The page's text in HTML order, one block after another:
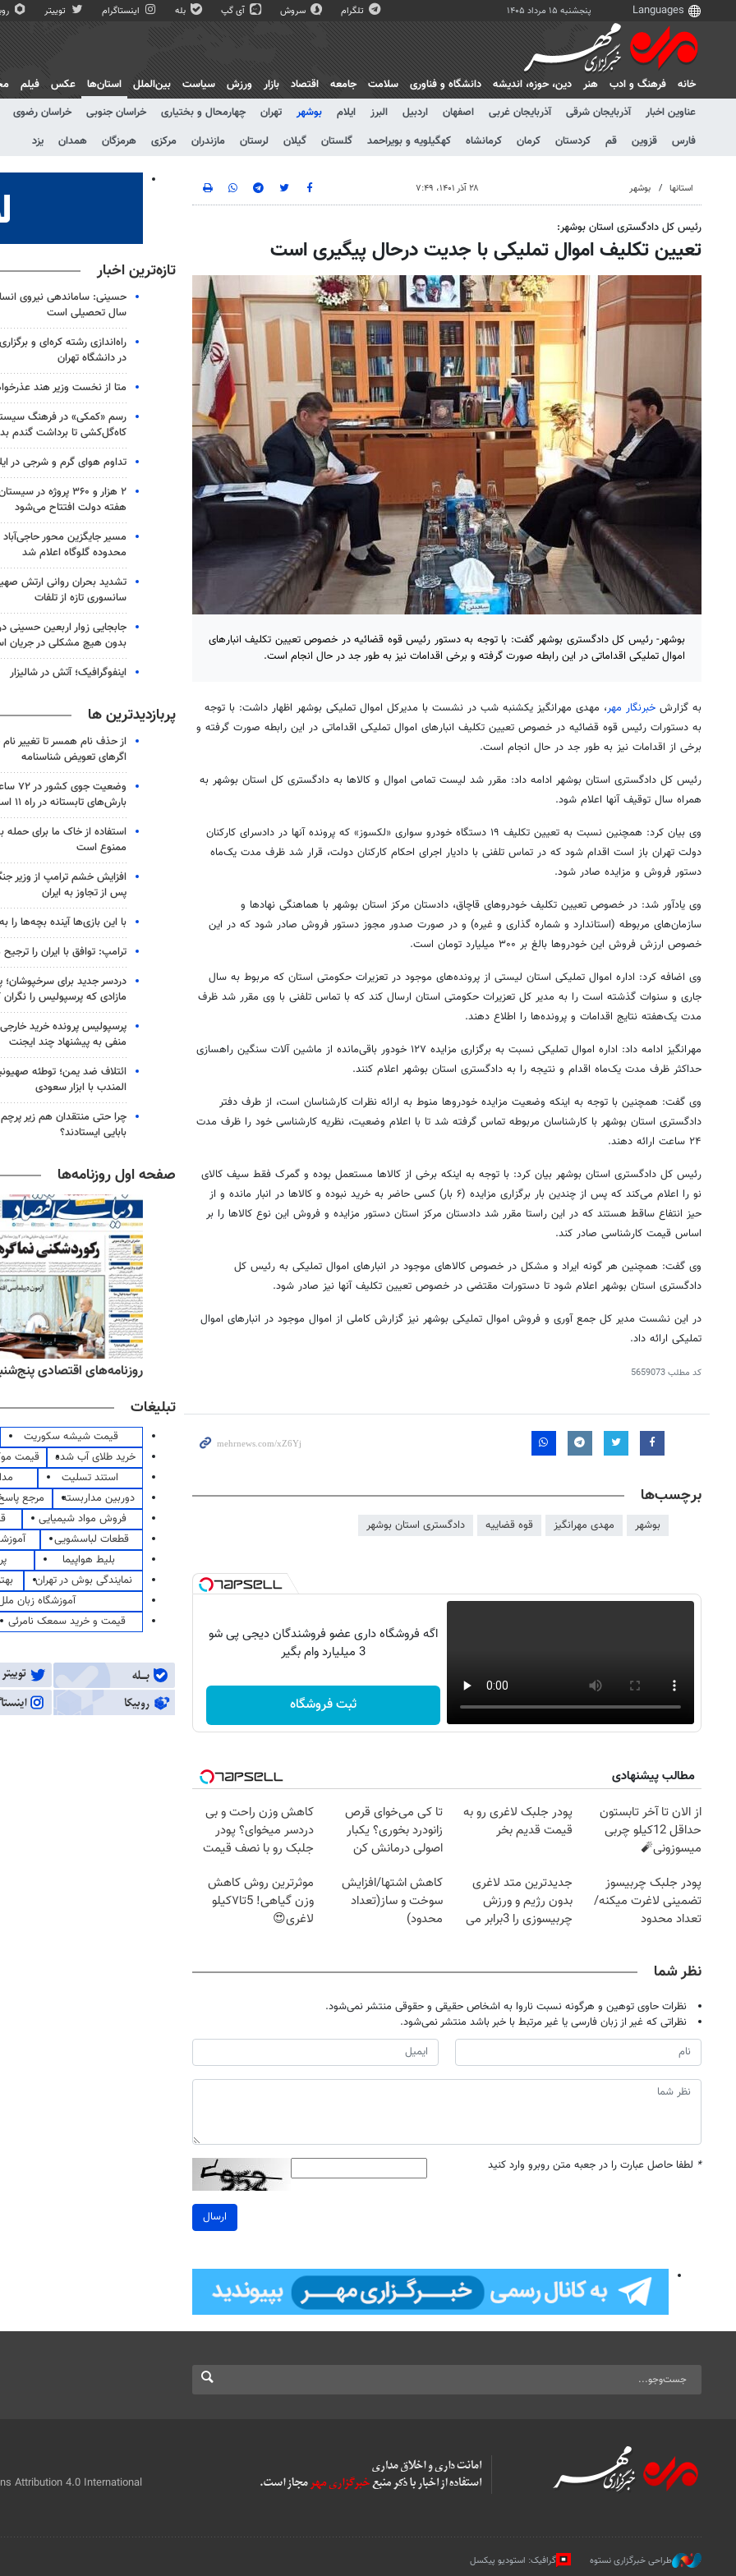
پنجشنبه ۱۵ مرداد ۱۴۰۵ تلگرام سروش آی گپ بله اینستاگرام توییتر
خانه فرهنگ و ادب هنر دين، حوزه، انديشه دانشگاه و فناوری سلامت جامعه اقتصاد بازار ورزش سیاست بین‌الملل
استان‌ها
عناوین اخبار
آذربایجان شرقی آذربایجان غربی اصفهان اردبیل البرز ایلام بوشهر تهران چهارمحال و بختیاری خراسان جنوبی خراسان رضوی
فارس
قزوین قم کردستان کرمان کرمانشاه کهگیلویه و بویراحمد گلستان گیلان لرستان مازندران مرکزی هرمزگان همدان یزد
عکس فیلم
استانها بوشهر ۲۸ آذر ۱۴۰۱، ۷:۴۹
رئیس کل دادگستری استان بوشهر:
تعیین تکلیف اموال تملیکی با جدیت درحال پیگیری است
بوشهر- رئیس کل دادگستری بوشهر گفت: با توجه به دستور رئیس قوه قضائیه در خصوص تعیین تکلیف انبارهای
اموال تملیکی اقداماتی در این رابطه صورت گرفته و برخی اقدامات نیز به طور جد در حال انجام است.
به گزارش خبرنگار مهر، مهدی مهرانگیز یکشنبه شب در نشست با مدیرکل اموال تملیکی بوشهر اظهار داشت: با توجه
به دستورات رئیس قوه قضائیه در خصوص تعیین تکلیف انبارهای اموال تملیکی اقداماتی در این رابطه صورت گرفته و
برخی از اقدامات نیز به طور جد در حال انجام است.
رئیس کل دادگستری استان بوشهر ادامه داد: مقرر شد لیست تمامی اموال و کالاها به دادگستری کل استان بوشهر به
همراه سال توقیف آنها اعلام شود.
وی بیان کرد: همچنین نسبت به تعیین تکلیف ۱۹ دستگاه خودرو سواری «
لکسوز» که پرونده آنها در دادسرای کارکنان
دولت تهران باز است اقدام شود که در تماس تلفنی با دادیار اجرای احکام کارکنان دولت، قرار شد ظرف مدت یک‌ماه
دستور فروش و مزایده صادر شود.
وی یادآور شد: در خصوص تعیین تکلیف خودروهای قاچاق، دادستان مرکز استان بوشهر با هماهنگی نهادها و
سازمان‌های مربوطه (استاندارد و شماره گذاری و غیره) و در صورت صدور مجوز دستور فروش صادر شود که در این
خصوص ارزش فروش این خودروها بالغ بر ۳۰۰ میلیارد تومان است.
وی اضافه کرد: اداره اموال تملیکی استان لیستی از پرونده‌های موجود در تعزیرات حکومتی استان که مربوط به سال
جاری و سنوات گذشته است را به مدیر کل تعزیرات حکومتی استان ارسال کند که با تماس تلفنی با وی مقرر شد ظرف
مدت یک‌هفته نتایج اقدامات و پرونده‌ها را اطلاع دهند.
مهرانگیز ادامه داد: اداره اموال تملیکی نسبت به برگزاری مزایده ۱۲۷ خودور باقی‌مانده از ماشین آلات سنگین راهسازی
حداکثر ظرف مدت یک‌ماه اقدام و نتیجه را به دادگستری استان بوشهر اعلام کنند.
وی گفت: همچنین با توجه به اینکه وضعیت مزایده خودروها منوط به ارائه نظرات کارشناسان است، از طرف دفتر
دادگستری استان بوشهر با کارشناسان مربوطه تماس گرفته شد تا با اعلام وضعیت، نظریه کارشناسی خود را ظرف مدت
۲۴ ساعت ارائه دهند.
رئیس کل دادگستری استان بوشهر بیان کرد: با توجه به اینکه برخی از کالاها مستعمل بوده و گمرک فقط سیف کالای
نو را اعلام می‌کند که پس از چندین بار برگزاری مزایده (۶ بار) کسی حاضر به خرید نبوده و کالاها در انبار مانده و از
حیز انتفاع ساقط هستند که در این راستا مقرر شد دادستان مرکز استان دستور مزایده و فروش این نوع کالاها را بر
اساس قیمت کارشناسی صادر کند.
وی گفت: همچنین هر گونه ایراد و مشکل در خصوص کالاهای موجود در انبارهای اموال تملیکی به رئیس کل
دادگستری استان بوشهر اعلام شود تا دستورات مقتضی در خصوص تعیین تکلیف آنها نیز صادر شود.
در این نشست مدیر کل جمعآوری و فروش اموال تملیکی بوشهر نیز گزارش کاملی از اموال موجود در انبارهای اموال
تملیکی ارائه داد.
کد مطلب5659073
برچسب‌ها
بوشهر مهدی مهرانگیز قوه قضاییه دادگستری استان بوشهر
اگه فروشگاه داری عضو فروشندگان دیجی پی شو
3 میلیارد وام بگیر
ثبت فروشگاه
مطالب پیشنهادی
از الان تا آخر تابستون
حداقل 12کیلو چربی
میسوزونی🧨
پودر جلبک لاغری رو به
قیمت قدیم بخر
تا کی می‌خوای قرص
زانودرد بخوری؟ یکبار
اصولی درمانش کن
کاهش وزن راحت و بی
دردسر میخوای؟ پودر
جلبک رو با نصف قیمت
پودر جلبک چربیسوز
تضمینی لاغرت میکنه/
تعداد محدود
جدیدترین متد لاغری
بدون رژیم و ورزش
چربیسوزی را 3برابر می
کاهش اشتها/افزایش
سوخت و ساز(تعداد
محدود)
موثرترین روش کاهش
وزن گیاهی! 5تا۷کیلو
لاغری😍
نظر شما
نظرات حاوی توهین و هرگونه نسبت ناروا به اشخاص حقیقی و حقوقی منتشر نمی‌شود.
نظراتی که غیر از زبان فارسی یا غیر مرتبط با خبر باشد منتشر نمی‌شود.
* لطفا حاصل عبارت را در جعبه متن روبرو وارد کنید
ارسال
تازه‌ترین اخبار
حسینی: ساماندهی نیروی
سال تحصیلی است
در دانشگاه تهران
متا از نخست وزیر هند
رسم «کمکی» در فرهنگ
کاه‌گل‌کشی تا برداشت گندم
تداوم هوای گرم و شرجی در
۲ هزار و ۳۶۰ پروژه در
هفته دولت افتتاح می‌شود
مسیر جایگزین محور
محدوده گلوگاه اعلام شد
تشدید بحران روانی ارتش
سانسوری تازه از تلفات
جابجایی زوار اربعین حسینی
بدون هیچ مشکلی در جریان
اینفوگرافیک؛ آتش در شالیزار
پربازدیدترین ها
از حذف نام همسر تا تغییر نام
اگرهای تعویض شناسنامه
وضعیت
بارش‌های تابستانه در راه ۱۱ استان
استفاده از خاک ما برای
ممنوع است
افزایش خشم ترامپ از وزیر
پس از تجاوز به ایران
با این بازی‌ها آینده بچه‌ها را
ترامپ: توافق با ایران را
دردسر جدید برای سرخپوشان؛
مازادی که پرسپولیس را نگران
پرسپولیس پرونده خرید
منفی به پیشنهاد چند ایجنت
ائتلاف ضد یمن؛ توطئه
المندب با ابزار سعودی
چرا حتی منتقدان هم زیر
بابایی ایستادند؟
صفحه اول روزنامه‌ها
روزنامه‌های اقتصادی چهارشنبه ۱۴ مرداد ۱۴۰۵ روزنامه‌های اقتصادی پنج‌شنبه ۱۵ مرداد
تبلیغات
قیمت شیشه سکوریت
خرید طلای آب شده
قیمت
استند تسلیت
دوربین مداربسته
مرجع
فروش مواد شیمیایی
قطعات لباسشویی
بلیط هواپیما
نمایندگی بوش در تهران
آموزشگاه زبان
قیمت و خرید سمعک نامرئی
Attribution 4.0 International
طراحی خبرگزاری نستوه گرافیک: استودیو پیکسل